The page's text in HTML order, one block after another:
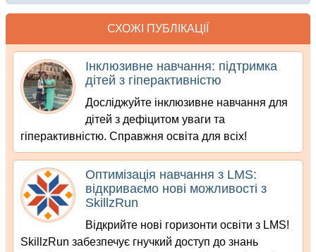
СХОЖІ ПУБЛІКАЦІЇ
Інклюзивне навчання: підтримка
дітей з гіперактивністю
Досліджуйте інклюзивне навчання для
дітей з дефіцитом уваги та
гіперактивністю. Справжня освіта для всіх!
Оптимізація навчання з LMS:
відкриваємо нові можливості з
SkillzRun
Відкрийте нові горизонти освіти з LMS!
SkillzRun забезпечує гнучкий доступ до знань